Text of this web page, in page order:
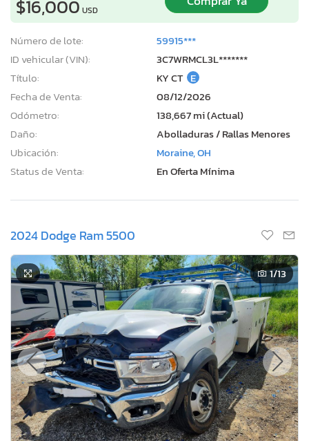
$16,000 USD
Número de lote:
59915***
ID vehicular (VIN):
3C7WRMCL3L*******
Título:
KY CT E
Fecha de Venta:
08/12/2026
Odómetro:
138,667 mi (Actual)
Daño:
Abolladuras / Rallas Menores
Ubicación:
Moraine, OH
Status de Venta:
En Oferta Mínima
2024 Dodge Ram 5500
1/13